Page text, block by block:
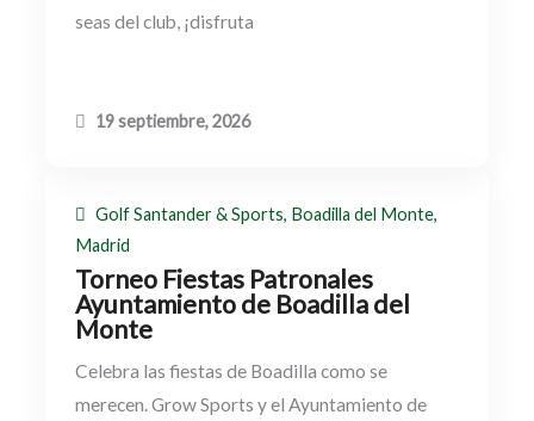
seas del club, ¡disfruta
19 septiembre, 2026
Golf Santander & Sports, Boadilla del Monte,
Madrid
Torneo Fiestas Patronales
Ayuntamiento de Boadilla del
Monte
Celebra las fiestas de Boadilla como se
merecen. Grow Sports y el Ayuntamiento de